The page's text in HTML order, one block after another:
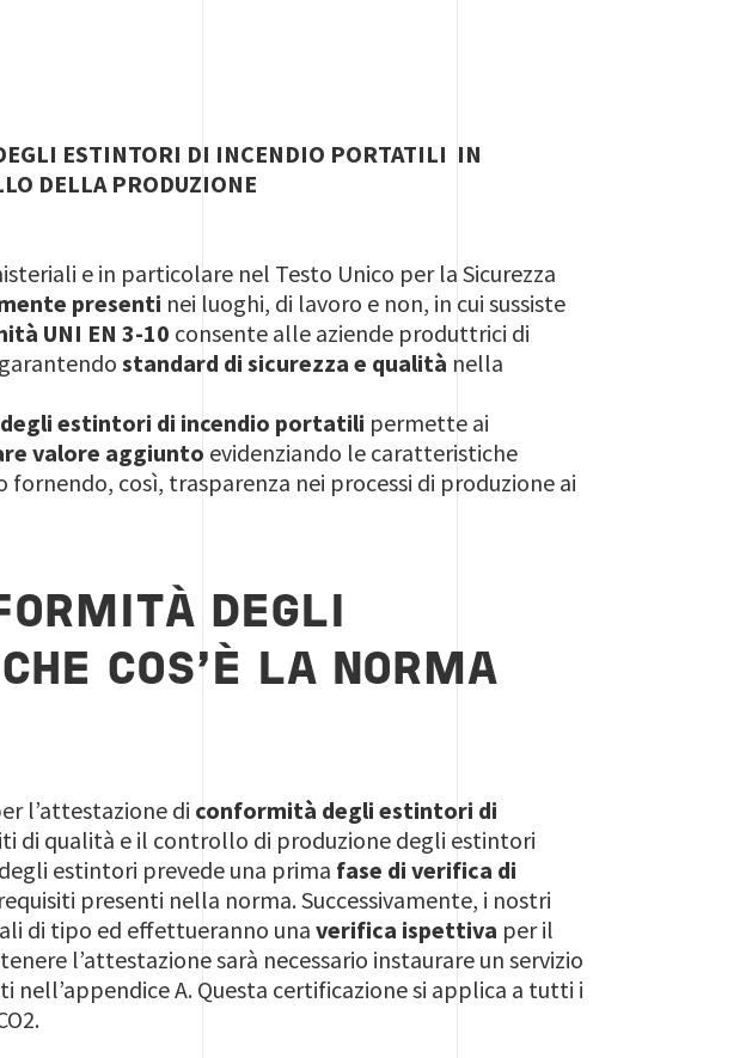
ESTINTORI DI INCENDIO PORTATILI IN
DELLA PRODUZIONE
e in particolare nel Testo Unico per la Sicurezza
presenti nei luoghi, di lavoro e non, in cui sussiste
UNI EN 3-10 consente alle aziende produttrici di
standard di sicurezza e qualità nella
estintori di incendio portatili permette ai
valore aggiunto evidenziando le caratteristiche
così, trasparenza nei processi di produzione ai
DEGLI
COS'È LA NORMA
l’attestazione di conformità degli estintori di
di qualità e il controllo di produzione degli estintori
estintori prevede una prima fase di verifica di
presenti nella norma. Successivamente, i nostri
di tipo ed effettueranno unaverifica ispettiva per il
l’attestazione sarà necessario instaurare un servizio
A. Questa certificazione si applica a tutti i